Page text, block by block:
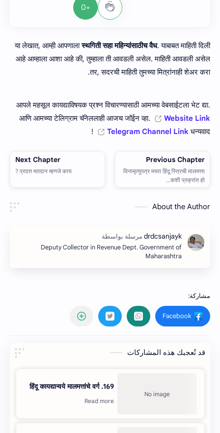
+0
या लेखात, आम्ही आपणालास्‍थगिती सहा महिन्‍यांसाठीच वैध. याबाबत माहिती दिली
आहे आम्हाला आशा आहे की, तुम्हाला ती आवडली असेल. माहिती आवडली असेल
तर, सदरची माहिती तुमच्या मित्रांनाही शेअर करा.
आपले महसूल कायद्याविषयक प्रश्न विचारण्यासाठी आमच्या वेबसाईटला भेट द्या.
आणि आमच्या टेलिग्राम चॅनेललाही आजच जॉईन व्हा.
Website Link
Telegram Channel Link धन्यवाद !
About the Author
Deputy Collector in Revenue Dept. Government of
Maharashtra
قد تُعجبك هذه المشاركات
169. हिंदू कायद्यान्वये मालमत्तांचे वर्ग